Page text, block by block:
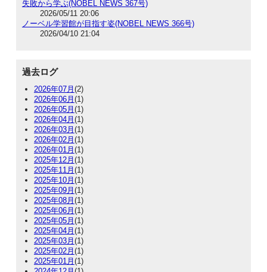
失敗から学ぶ(NOBEL NEWS 367号)
2026/05/11 20:06
ノーベル学習館が目指す姿(NOBEL NEWS 366号)
2026/04/10 21:04
過去ログ
2026年07月 (2)
2026年06月 (1)
2026年05月 (1)
2026年04月 (1)
2026年03月 (1)
2026年02月 (1)
2026年01月 (1)
2025年12月 (1)
2025年11月 (1)
2025年10月 (1)
2025年09月 (1)
2025年08月 (1)
2025年06月 (1)
2025年05月 (1)
2025年04月 (1)
2025年03月 (1)
2025年02月 (1)
2025年01月 (1)